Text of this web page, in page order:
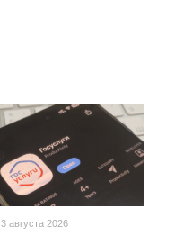
3 августа 2026